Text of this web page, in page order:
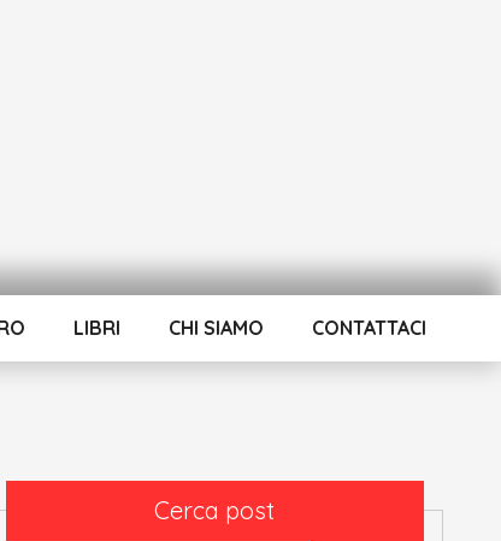
LIBRI CHI SIAMO CONTATTACI
Cerca post